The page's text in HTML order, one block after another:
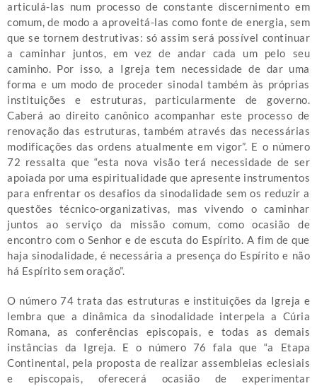
articulá-las num processo de constante discernimento em
comum, de modo a aproveitá-las como fonte de energia, sem
que se tornem destrutivas: só assim será possível continuar
a caminhar juntos, em vez de andar cada um pelo seu
caminho. Por isso, a Igreja tem necessidade de dar uma
forma e um modo de proceder sinodal também às próprias
instituições e estruturas, particularmente de governo.
Caberá ao direito canônico acompanhar este processo de
renovação das estruturas, também através das necessárias
modificações das ordens atualmente em vigor”. E o número
72 ressalta que “esta nova visão terá necessidade de ser
apoiada por uma espiritualidade que apresente instrumentos
para enfrentar os desafios da sinodalidade sem os reduzir a
questões técnico-organizativas, mas vivendo o caminhar
juntos ao serviço da missão comum, como ocasião de
encontro com o Senhor e de escuta do Espírito. A fim de que
haja sinodalidade, é necessária a presença do Espírito e não
há Espírito sem oração”.
O número 74 trata das estruturas e instituições da Igreja e
lembra que a dinâmica da sinodalidade interpela a Cúria
Romana, as conferências episcopais, e todas as demais
instâncias da Igreja. E o número 76 fala que “a Etapa
Continental, pela proposta de realizar assembleias eclesiais
e episcopais, oferecerá ocasião de experimentar